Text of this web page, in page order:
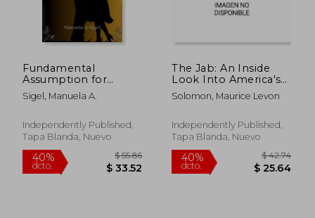
$ 24.52
45%
Fundamental
Assumption for
Strong Relationship:
Building Enduring
Sigel, Manuela A.
Independently Published,
Tapa Blanda, Nuevo
The Jab: An Inside
Look Into America's
Medical Controversy
(en Inglés)
Solomon, Maurice Levon
Independently Published,
Tapa Blanda, Nuevo